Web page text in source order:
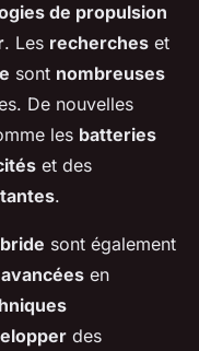
de propulsion
. Les recherches et
sont nombreuses
De nouvelles
les batteries
et des
.
sont également
avancées en
des